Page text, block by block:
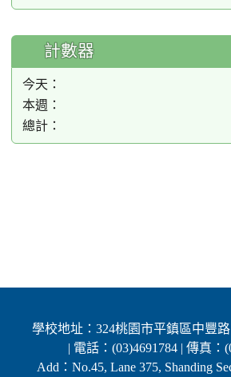
計數器
今天：
本週：
總計：
學校地址：324桃園市平鎮區中豐
| 電話：(03)4691784 | 傳真：
Add：No.45, Lane 375, Shanding